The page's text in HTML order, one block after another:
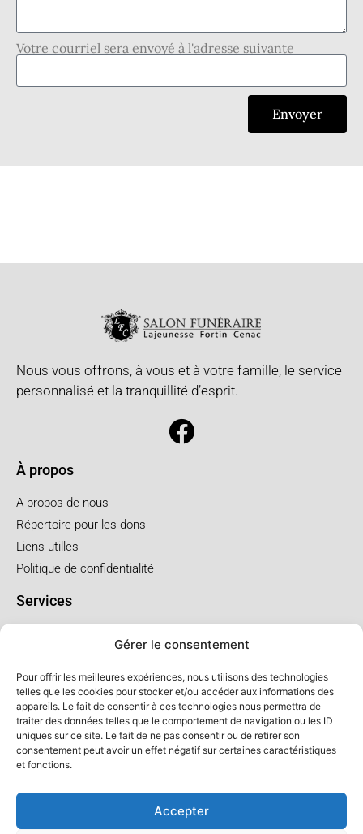
Gérer le consentement
Pour offrir les meilleures expériences, nous utilisons des technologies
telles que les cookies pour stocker et/ou accéder aux informations des
appareils. Le fait de consentir à ces technologies nous permettra de
traiter des données telles que le comportement de navigation ou les ID
uniques sur ce site. Le fait de ne pas consentir ou de retirer son
consentement peut avoir un effet négatif sur certaines caractéristiques
et fonctions.
Accepter
Votre courriel sera envoyé à l'adresse suivante
Envoyer
Nous vous offrons, à vous et à votre famille, le service
personnalisé et la tranquillité d’esprit.
À propos
A propos de nous
Répertoire pour les dons
Liens utilles
Politique de confidentialité
Services
Funérailles au salon
Forfaits et prix
Forfait crémation
Forfait service à l'église